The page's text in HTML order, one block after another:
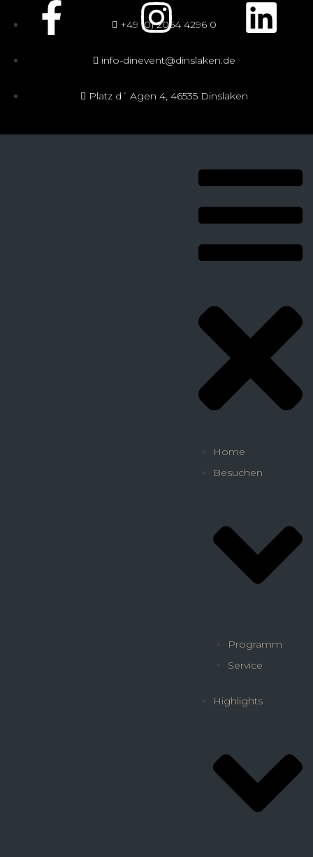
+49 (0) 2064 4296 0
info-dinevent@dinslaken.de
Platz d´ Agen 4, 46535 Dinslaken
Home
Besuchen
Programm
Service
Highlights